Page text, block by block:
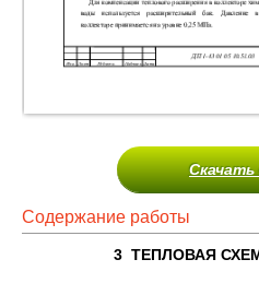
Содержание работы
3 ТЕПЛОВАЯ